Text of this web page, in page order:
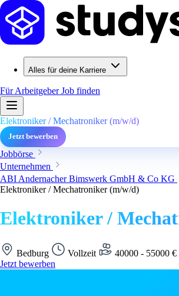
Alles für deine Karriere
Für ArbeitgeberJob finden
Elektroniker / Mechatroniker (m/w/d)
Jetzt bewerben
Jobbörse
Unternehmen
ABI Andernacher Bimswerk GmbH & Co KG
Elektroniker / Mechatroniker (m/w/d)
Elektroniker /
Bedburg Vollzeit 40000 - 55000 €
Jetzt bewerben